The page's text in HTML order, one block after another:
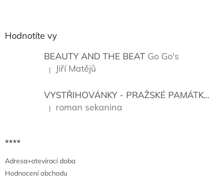
Hodnotíte vy
BEAUTY AND THE BEAT Go Go's
Hodnocení produktu je 5 z 5 hvězdiček.
| Jiří Matějů
VYSTŘIHOVÁNKY - PRAŽSKÉ PAMÁTKY
Hodnocení produktu je 5 z 5 hvězdiček.
| roman sekanina
****
Adresa+otevírací doba
Hodnocení obchodu